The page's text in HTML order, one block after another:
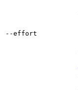
--effort